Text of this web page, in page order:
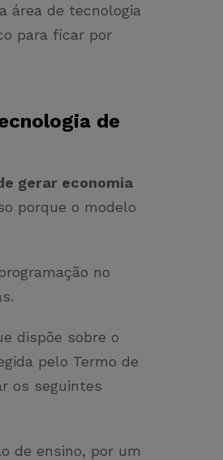
área de tecnologia
para ficar por
de
gerar economia
porque o modelo
no
dispõe sobre o
pelo Termo de
os seguintes
de ensino, por um